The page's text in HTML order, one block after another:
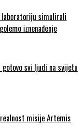
laboratoriju simulirali
iznenađenje
gotovo svi ljudi na svijetu
misije Artemis